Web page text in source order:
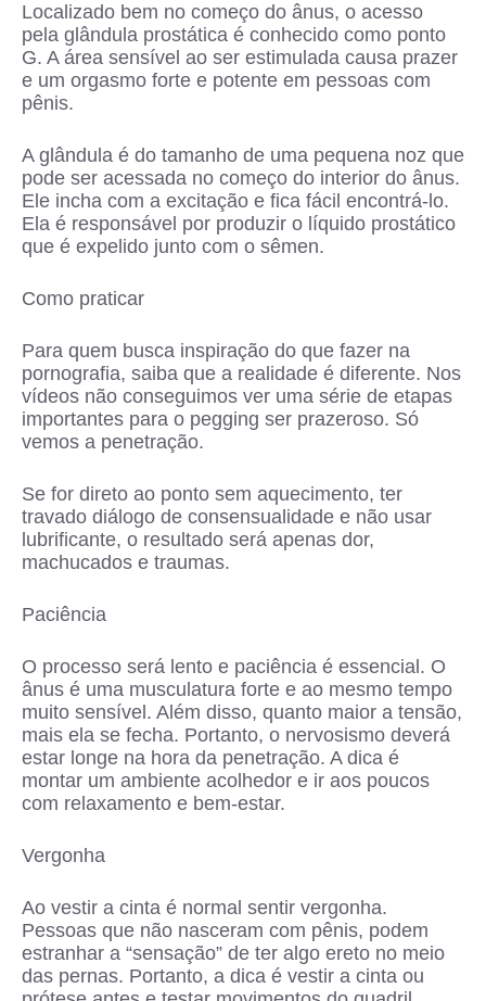
Localizado bem no começo do ânus, o acesso
pela glândula prostática é conhecido como ponto
G. A área sensível ao ser estimulada causa prazer
e um orgasmo forte e potente em pessoas com
pênis.
A glândula é do tamanho de uma pequena noz que
pode ser acessada no começo do interior do ânus.
Ele incha com a excitação e fica fácil encontrá-lo.
Ela é responsável por produzir o líquido prostático
que é expelido junto com o sêmen.
Como praticar
Para quem busca inspiração do que fazer na
pornografia, saiba que a realidade é diferente. Nos
vídeos não conseguimos ver uma série de etapas
importantes para o pegging ser prazeroso. Só
vemos a penetração.
Se for direto ao ponto sem aquecimento, ter
travado diálogo de consensualidade e não usar
lubrificante, o resultado será apenas dor,
machucados e traumas.
Paciência
O processo será lento e paciência é essencial. O
ânus é uma musculatura forte e ao mesmo tempo
muito sensível. Além disso, quanto maior a tensão,
mais ela se fecha. Portanto, o nervosismo deverá
estar longe na hora da penetração. A dica é
montar um ambiente acolhedor e ir aos poucos
com relaxamento e bem-estar.
Vergonha
Ao vestir a cinta é normal sentir vergonha.
Pessoas que não nasceram com pênis, podem
estranhar a “sensação” de ter algo ereto no meio
das pernas. Portanto, a dica é vestir a cinta ou